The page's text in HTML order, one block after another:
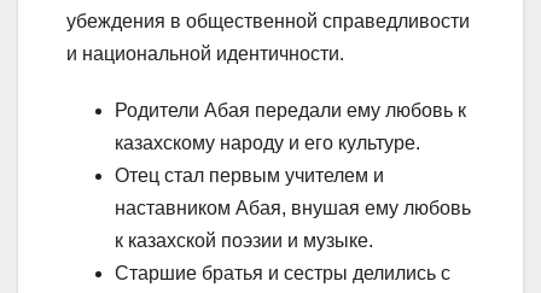
убеждения в общественной справедливости
и национальной идентичности.
Родители Абая передали ему любовь к
казахскому народу и его культуре.
Отец стал первым учителем и
наставником Абая, внушая ему любовь
к казахской поэзии и музыке.
Старшие братья и сестры делились с